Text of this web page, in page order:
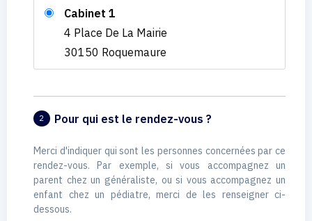
Cabinet 1
4 Place De La Mairie
30150 Roquemaure
2 Pour qui est le rendez-vous ?
Merci d'indiquer qui sont les personnes concernées par ce
rendez-vous. Par exemple, si vous accompagnez un
parent chez un généraliste, ou si vous accompagnez un
enfant chez un pédiatre, merci de les renseigner ci-
dessous.